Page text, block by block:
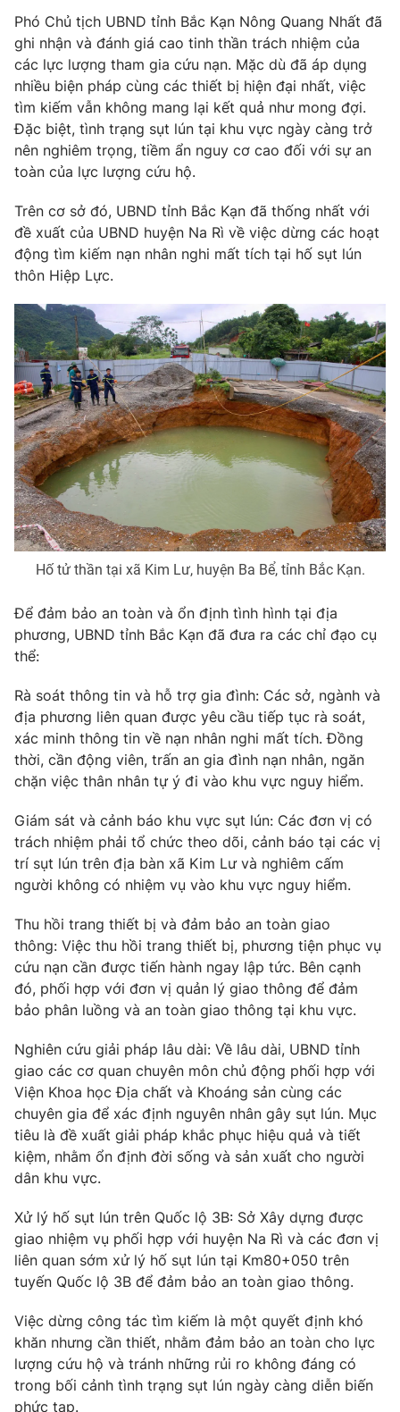
Hitech Công nghệ tương lai
Sản phẩm
Thị trường
Tư vấn
Giao lưu trực tuyến
Lịch phát sóng
Chuyên mục khác
Photo Infographic
VTV Money VTV Thể thao
VTV Sức khoẻ Bất động sản
Thị trường 24h Tấm lòng Việt
VTV4 Vươn mình bằng AI
VTV9 VTV8
Liên hệ tòa soạn English
THỜI BÁO VTV
Theo dõi báo trên
Cơ quan chủ quản: Đài Truyền hình Việt Nam
Cơ quan báo chí:Thời báo VTV
Giấy phép hoạt động báo in và báo điện tử số 483/GP-BTTTT
Tổng Biên tập:Vũ Thanh Thủy
Phó Tổng Biên tập:Nguyễn Thị Mỹ Hạnh, Phạm Quốc Thắng,
Nguyễn Trọng Ninh
Tổng đài VTV: 024.38 355 931 - 024.38 355 932
Ðiện thoại Thời báo VTV:
024.66 897 897
Email:toasoan@vtv.vn
Liên hệ quảng cáo:024-7300.7108
® Cấm sao chép dưới mọi hình thức nếu không có sự chấp
thuận bằng văn bản. Ghi rõ nguồn VTV.vn khi phát hành lại
thông tin từ website này.
Phó Chủ tịch UBND tỉnh Bắc Kạn Nông Quang Nhất đã
ghi nhận và đánh giá cao tinh thần trách nhiệm của
các lực lượng tham gia cứu nạn. Mặc dù đã áp dụng
nhiều biện pháp cùng các thiết bị hiện đại nhất, việc
tìm kiếm vẫn không mang lại kết quả như mong đợi.
Đặc biệt, tình trạng sụt lún tại khu vực ngày càng trở
nên nghiêm trọng, tiềm ẩn nguy cơ cao đối với sự an
toàn của lực lượng cứu hộ.
Trên cơ sở đó, UBND tỉnh Bắc Kạn đã thống nhất với
đề xuất của UBND huyện Na Rì về việc dừng các hoạt
động tìm kiếm nạn nhân nghi mất tích tại hố sụt lún
thôn Hiệp Lực.
Hố tử thần tại xã Kim Lư, huyện Ba Bể, tỉnh Bắc Kạn.
Để đảm bảo an toàn và ổn định tình hình tại địa
phương, UBND tỉnh Bắc Kạn đã đưa ra các chỉ đạo cụ
thể:
Rà soát thông tin và hỗ trợ gia đình: Các sở, ngành và
địa phương liên quan được yêu cầu tiếp tục rà soát,
xác minh thông tin về nạn nhân nghi mất tích. Đồng
thời, cần động viên, trấn an gia đình nạn nhân, ngăn
chặn việc thân nhân tự ý đi vào khu vực nguy hiểm.
Giám sát và cảnh báo khu vực sụt lún: Các đơn vị có
trách nhiệm phải tổ chức theo dõi, cảnh báo tại các vị
trí sụt lún trên địa bàn xã Kim Lư và nghiêm cấm
người không có nhiệm vụ vào khu vực nguy hiểm.
Thu hồi trang thiết bị và đảm bảo an toàn giao
thông: Việc thu hồi trang thiết bị, phương tiện phục vụ
cứu nạn cần được tiến hành ngay lập tức. Bên cạnh
đó, phối hợp với đơn vị quản lý giao thông để đảm
bảo phân luồng và an toàn giao thông tại khu vực.
Nghiên cứu giải pháp lâu dài: Về lâu dài, UBND tỉnh
giao các cơ quan chuyên môn chủ động phối hợp với
Viện Khoa học Địa chất và Khoáng sản cùng các
chuyên gia để xác định nguyên nhân gây sụt lún. Mục
tiêu là đề xuất giải pháp khắc phục hiệu quả và tiết
kiệm, nhằm ổn định đời sống và sản xuất cho người
dân khu vực.
Xử lý hố sụt lún trên Quốc lộ 3B: Sở Xây dựng được
giao nhiệm vụ phối hợp với huyện Na Rì và các đơn vị
liên quan sớm xử lý hố sụt lún tại Km80+050 trên
tuyến Quốc lộ 3B để đảm bảo an toàn giao thông.
Việc dừng công tác tìm kiếm là một quyết định khó
khăn nhưng cần thiết, nhằm đảm bảo an toàn cho lực
lượng cứu hộ và tránh những rủi ro không đáng có
trong bối cảnh tình trạng sụt lún ngày càng diễn biến
phức tạp.